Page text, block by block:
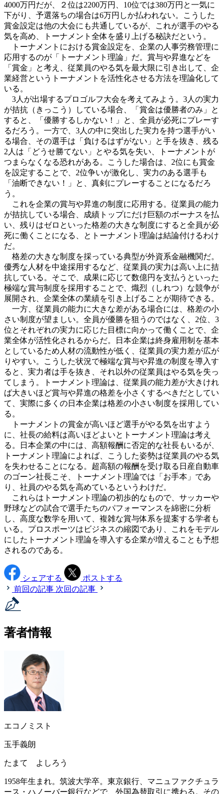
4000万円だが、２位は2200万円、10位では380万円と一気に
下がり、予選落ちの場合は6万円しか払われない。こうした
賞金設定は他の大会にも共通しているが、これが選手のやる
気を高め、トーナメント全体を盛り上げる秘訣だという。
トーナメントにおける賞金設定を、企業の人事労務管理に
応用するのが「トーナメント理論」だ。賞与や昇進などを
「賞金」と考え、従業員のやる気を最大限に引き出して、企
業経営というトーナメントを活性化させる方法を理論化して
いる。
3人が出場するプロゴルフ大会を考えてみよう。3人の実力
が拮抗（きっこう）している場合、「賞金は優勝者のみ」と
すると、「優勝するしかない！」と、全員が必死にプレーす
るだろう。一方で、3人の中に突出した実力を持つ選手がい
る場合、その選手は「負けるはずがない」と手を抜き、残る
2人は「どうせ勝てない」とやる気を失い、トーナメントが
つまらなくなる恐れがある。こうした場合は、2位にも賞金
を設定することで、2位争いが激化し、実力のある選手も
「油断できない！」と、真剣にプレーすることになるだろ
う。
これを企業の賞与や昇進の制度に応用する。従業員の能力
が拮抗している場合、成績トップにだけ巨額のボーナスを払
い、残りはゼロといった格差の大きな制度にすると全員が必
死に働くことになる、とトーナメント理論は結論付けるわけ
だ。
格差の大きな制度を採っている典型が外資系金融機関だ。
優秀な人材を中途採用するなど、従業員の実力は高い上に拮
抗している。そこで、成果に応じて数億円を支払うといった
極端な賞与制度を採用することで、熾烈（しれつ）な競争が
展開され、企業全体の業績を引き上げることが期待できる。
一方、従業員の能力に大きな差がある場合には、格差の小
さい制度が望ましい。全員が優勝を狙うのではなく、2位、3
位とそれぞれの実力に応じた目標に向かって働くことで、企
業全体が活性化されるからだ。日本企業は終身雇用制を基本
としているため人材の流動性が低く、従業員の実力差が広が
りやすい。こうした状況で極端な賞与や昇進の制度を導入す
ると、実力者は手を抜き、それ以外の従業員はやる気を失っ
てしまう。トーナメント理論は、従業員の能力差が大きけれ
ば大きいほど賞与や昇進の格差を小さくするべきだとしてい
て、実際に多くの日本企業は格差の小さい制度を採用してい
る。
トーナメントの賞金が高いほど選手がやる気を出すよう
に、社長の給料は高いほどよいとトーナメント理論は考え
る。日本企業の中には、高額報酬に否定的な社長もいるが、
トーナメント理論によれば、こうした姿勢は従業員のやる気
を失わせることになる。超高額の報酬を受け取る日産自動車
のゴーン社長こそ、トーナメント理論では「お手本」であ
り、社員のやる気を高めているというわけだ。
これらはトーナメント理論の初歩的なもので、サッカーや
野球などの試合で選手たちのパフォーマンスを綿密に分析
し、高度な数学を用いて、複雑な賞与体系を提案する学者も
いる。プロスポーツはビジネスの縮図であり、これをモデル
にしたトーナメント理論を導入する企業が増えることも予想
されるのである。
シェアする
ポストする
前回の記事 次回の記事
著者情報
エコノミスト
玉手義朗
たまて よしろう
1958年生まれ。筑波大学卒。東京銀行、マニュファクチュラ
ース・ハノーバー銀行などで、外国為替取引に携わる。その